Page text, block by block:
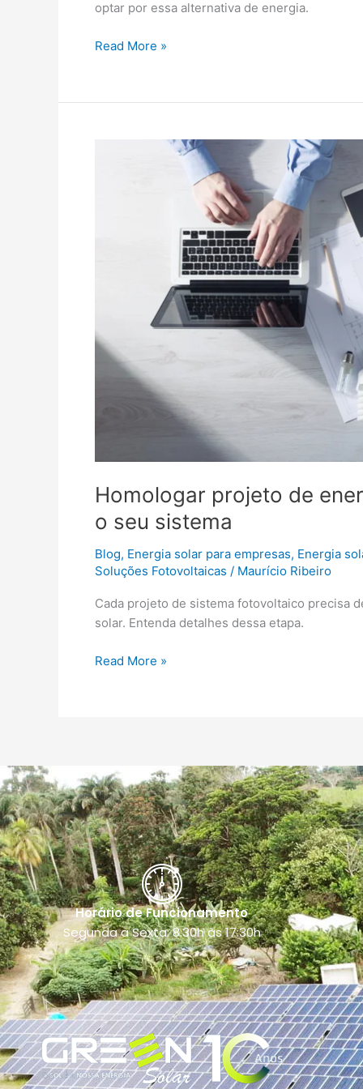
optar por essa alternativa de energia.
Read More »
Homologar projeto de
o seu sistema
Blog, Energia solar para empresas, Energia
Soluções Fotovoltaicas / Maurício Ribeiro
Cada projeto de sistema fotovoltaico precisa
solar. Entenda detalhes dessa etapa.
sistema
Read More »
Horário de Funcionamento
Segunda a Sexta: 8:30h às 17:30h